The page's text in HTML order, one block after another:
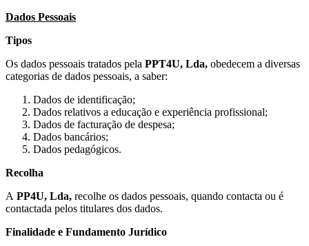
Dados Pessoais
Tipos
Os dados pessoais tratados pela PPT4U, Lda, obedecem a diversas
categorias de dados pessoais, a saber:
Dados de identificação;
Dados relativos a educação e experiência profissional;
Dados de facturação de despesa;
Dados bancários;
Dados pedagógicos.
Recolha
A PP4U, Lda, recolhe os dados pessoais, quando contacta ou é
contactada pelos titulares dos dados.
Finalidade e Fundamento Jurídico